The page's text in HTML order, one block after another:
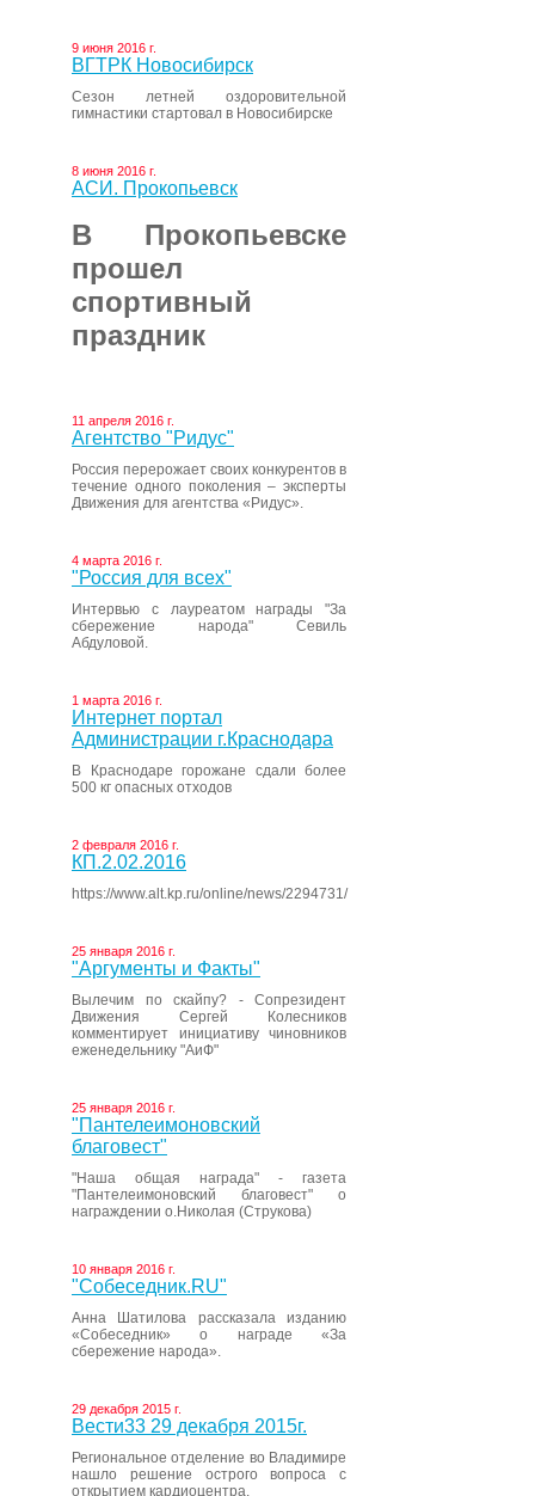
9 июня 2016 г.
ВГТРК Новосибирск
Сезон летней оздоровительной
гимнастики стартовал в Новосибирске
8 июня 2016 г.
АСИ. Прокопьевск
В Прокопьевске
прошел
спортивный
праздник
11 апреля 2016 г.
Агентство "Ридус"
Россия перерожает своих конкурентов в
течение одного поколения – эксперты
Движения для агентства «Ридус».
4 марта 2016 г.
"Россия для всех"
Интервью с лауреатом награды "За
сбережение народа" Севиль
Абдуловой.
1 марта 2016 г.
Интернет портал
Администрации г.Краснодара
В Краснодаре горожане сдали более
500 кг опасных отходов
2 февраля 2016 г.
КП.2.02.2016
https://www.alt.kp.ru/online/news/2294731/
25 января 2016 г.
"Аргументы и Факты"
Вылечим по скайпу? - Сопрезидент
Движения Сергей Колесников
комментирует инициативу чиновников
еженедельнику "АиФ"
25 января 2016 г.
"Пантелеимоновский
благовест"
"Наша общая награда" - газета
"Пантелеимоновский благовест" о
награждении о.Николая (Струкова)
10 января 2016 г.
"Собеседник.RU"
Анна Шатилова рассказала изданию
«Собеседник» о награде «За
сбережение народа».
29 декабря 2015 г.
Вести33 29 декабря 2015г.
Региональное отделение во Владимире
нашло решение острого вопроса с
открытием кардиоцентра.